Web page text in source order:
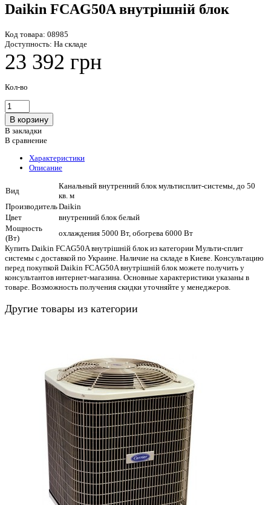
Daikin FCAG50A внутрішній блок
Код товара: 08985
Доступность: На складе
23 392 грн
Кол-во
В закладки
В сравнение
Характеристики
Описание
Вид
Канальный внутренний блок мультисплит-системы, до 50
кв. м
ПроизводительDaikin
Цвет
внутренний блок белый
Мощность
(Вт)
охлаждения 5000 Вт, обогрева 6000 Вт
Купить Daikin FCAG50A внутрішній блок из категории Мульти-сплит
системы с доставкой по Украине. Наличие на складе в Киеве. Консультацию
перед покупкой Daikin FCAG50A внутрішній блок можете получить у
консультантов интернет-магазина. Основные характеристики указаны в
товаре. Возможность получения скидки уточняйте у менеджеров.
Другие товары из категории